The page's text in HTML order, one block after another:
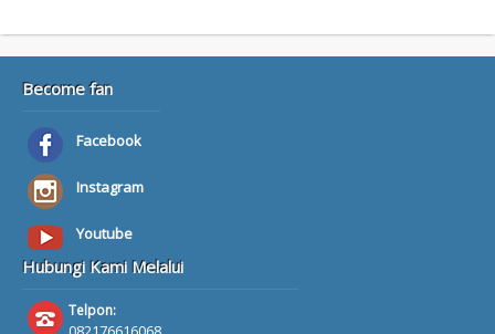
Become fan
Facebook
Instagram
Youtube
Hubungi Kami Melalui
Telpon: